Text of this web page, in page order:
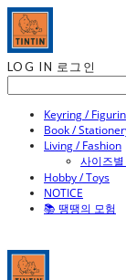
LOG IN 로그인
Keyring /
Book /
Living / Fashion
사이즈
Hobby / Toys
NOTICE
📚 땡땡의 모험